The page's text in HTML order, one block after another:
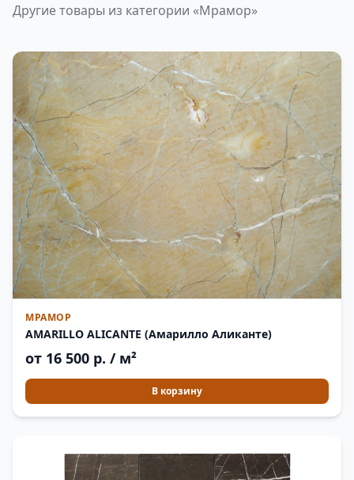
Другие товары из категории «Мрамор»
МРАМОР
AMARILLO ALICANTE (Амарилло Аликанте)
от 16 500 р. / м²
В корзину